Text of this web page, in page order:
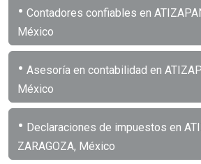
• Contadores confiables en
México
• Asesoría en contabilidad en
México
• Declaraciones de impuestos en
ZARAGOZA, México